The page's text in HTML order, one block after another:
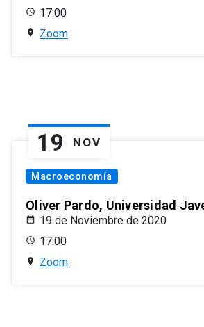
17:00
Zoom
19 NOV
Macroeconomía
Oliver Pardo, Universidad
19 de Noviembre de 2020
17:00
Zoom